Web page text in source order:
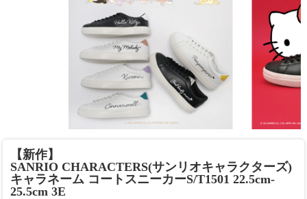
【新作】
SANRIO CHARACTERS(サンリオキャラクターズ)
キャラネーム コートスニーカーS/T1501 22.5cm-
25.5cm 3E